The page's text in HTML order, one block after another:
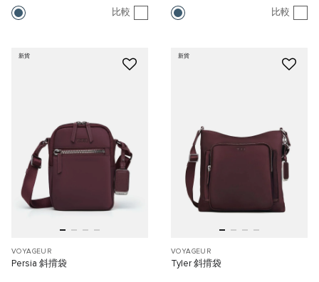
比較 比較
新貨
VOYAGEUR
Persia 斜揹袋
新貨
VOYAGEUR
Tyler 斜揹袋